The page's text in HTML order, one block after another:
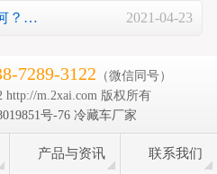
？… 2021-04-23
7289-3122 （微信同号）
http://m.2xai.com 版权所有
号-76 冷藏车厂家
产品与资讯 联系我们